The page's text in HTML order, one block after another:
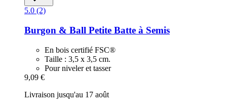
5.0 (2)
Burgon & Ball Petite Batte à Semis
En bois certifié FSC®
Taille : 3,5 x 3,5 cm.
Pour niveler et tasser
9,09 €
Livraison jusqu'au 17 août